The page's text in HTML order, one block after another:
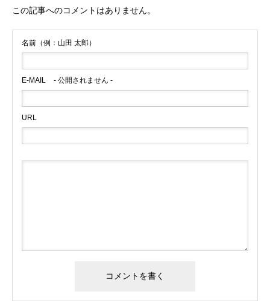
この記事へのコメントはありません。
名前（例：山田 太郎）
E-MAIL - 公開されません -
URL